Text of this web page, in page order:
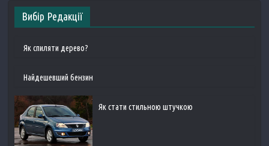
Вибір Редакції
Як спиляти дерево?
Найдешевший бензин
Як стати стильною штучкою